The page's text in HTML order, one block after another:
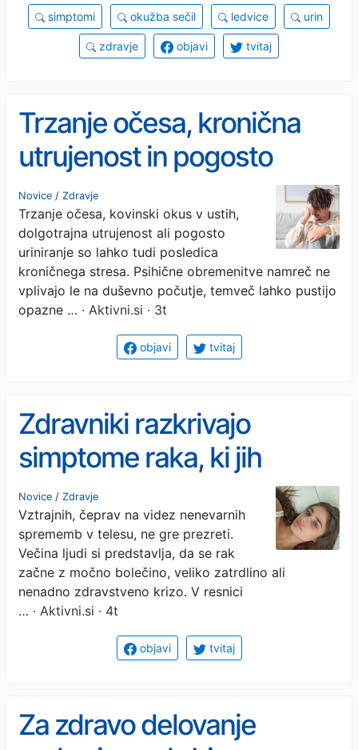
simptomi okužba sečil ledvice urin
zdravje objavi tvitaj
Trzanje očesa, kronična
utrujenost in pogosto
uriniranje: kako stres
postopoma načenja telo
Novice / Zdravje
Trzanje očesa, kovinski okus v ustih,
dolgotrajna utrujenost ali pogosto
uriniranje so lahko tudi posledica
kroničnega stresa. Psihične obremenitve namreč ne
vplivajo le na duševno počutje, temveč lahko pustijo
opazne … · Aktivni.si · 3t
objavi tvitaj
Zdravniki razkrivajo
simptome raka, ki jih
najpogosteje zanemarimo:
običajno jih pripisujemo
sstresu ali staranju
Novice / Zdravje
Vztrajnih, čeprav na videz nenevarnih
sprememb v telesu, ne gre prezreti.
Večina ljudi si predstavlja, da se rak
začne z močno bolečino, veliko zatrdlino ali
nenadno zdravstveno krizo. V resnici
… · Aktivni.si · 4t
objavi tvitaj
Za zdravo delovanje